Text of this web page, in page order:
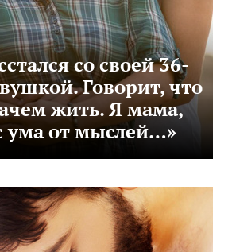
со своей 36-
Говорит, что
жить. Я мама,
ума от мыслей…»